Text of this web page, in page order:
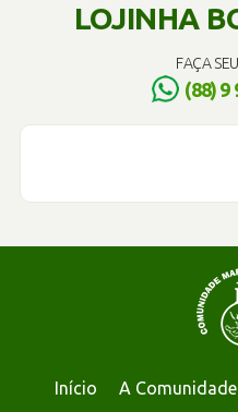
LOJINHA
FAÇA
(88) 9
Início A Comunidade